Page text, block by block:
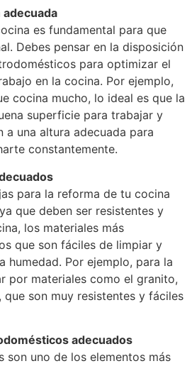
es fundamental para que
Debes pensar en la disposición
para optimizar el
en la cocina. Por ejemplo,
cocina mucho, lo ideal es que la
superficie para trabajar y
a una altura adecuada para
constantemente.
para la reforma de tu cocina
que deben ser resistentes y
los materiales más
que son fáciles de limpiar y
humedad. Por ejemplo, para la
por materiales como el granito,
son muy resistentes y fáciles
adecuados
son uno de los elementos más